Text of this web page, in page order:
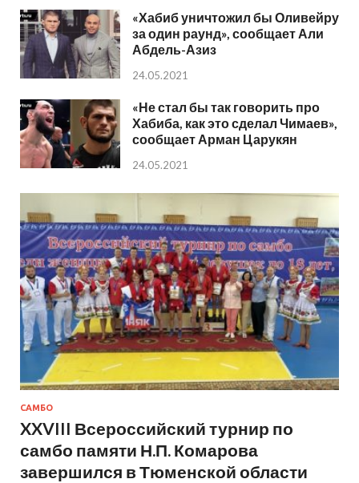
«Хабиб уничтожил бы Оливейру
за один раунд», сообщает Али
Абдель-Азиз
24.05.2021
«Не стал бы так говорить про
Хабиба, как это сделал Чимаев»,
сообщает Арман Царукян
24.05.2021
САМБО
XXVIII Всероссийский турнир по
самбо памяти Н.П. Комарова
завершился в Тюменской области